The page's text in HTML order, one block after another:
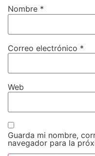
Nombre *
Correo electrónico *
Web
Guarda mi nombre,
navegador para la